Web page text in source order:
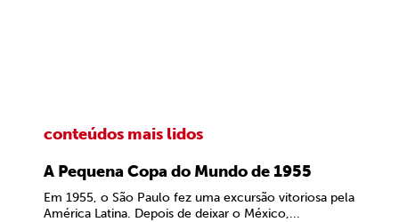
conteúdos mais lidos
A Pequena Copa do Mundo de 1955
Em 1955, o São Paulo fez uma excursão vitoriosa pela
América Latina. Depois de deixar o México,...